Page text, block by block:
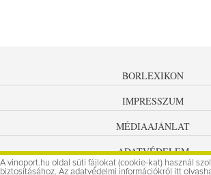
BORLEXIKON
IMPRESSZUM
MÉDIAAJÁNLAT
ADATVÉDELEM
A vinoport.hu oldal süti fájlokat (cookie-kat) használ
biztosításához. Az adatvédelmi információkról itt